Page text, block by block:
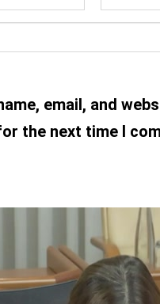
email, and
the next time I